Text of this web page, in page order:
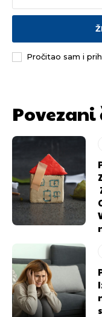
Pročitao sam i
Povezani